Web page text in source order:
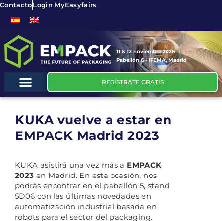
ContactoLogin MyEasyfairs
11 & 12 noviembre 2026
Pabellón 6 - IFEMA, Madrid
REGÍSTRATE GRATIS
KUKA vuelve a estar en
EMPACK Madrid 2023
KUKA asistirá una vez más a EMPACK
2023 en Madrid. En esta ocasión, nos
podrás encontrar en el pabellón 5, stand
5D06 con las últimas novedades en
automatización industrial basada en
robots para el sector del packaging.